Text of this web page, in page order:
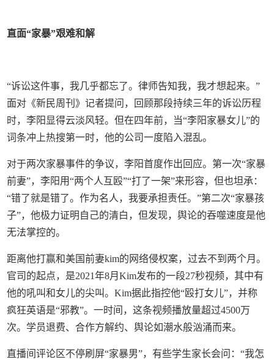
直面“家暴”艰难和解
“诉讼这件事，我几乎都忘了。律师告知我，我才想起来。”
面对《新民周刊》记者提问，回顾那段持续三年的诉讼历程
时，李阳显得云淡风轻。但在四年前，当“李阳家暴女儿”的
词条冲上热搜第一时，他的公司一度陷入混乱。
对于两次家暴事件的争议，李阳首度作出回应。第一次“家暴
前妻”，李阳用“两个人互殴”“打了一架”来形容，但也坦承：
“错了就是错了。作为名人，我要承担责任。”第二次“家暴孩
子”，他极力证明自己的清白，但发现，舆论的吞噬速度是他
无法掌控的。
距离他打赢和美国前妻kim的网络侵权案，过去不到两个月。
官司的起点，是2021年8月Kim发布的一段27秒视频，其中有
他的吼叫和女儿的尖叫。Kim据此指控他“殴打女儿”，并称
疯狂英语是“邪教”。一时间，这条视频播放量超过4500万
次。学员退费、合作方解约、舆论如潮水般汹涌而来。
直播间评论区不停刷屏“家暴男”，有些学生家长会问：“我怎